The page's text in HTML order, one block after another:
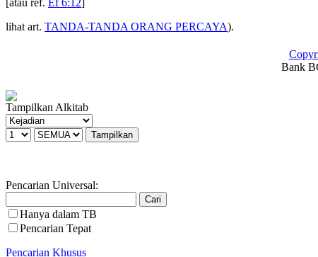
lihat art. TANDA-TANDA ORANG PERCAYA).
Bank
Tampilkan Alkitab
Pencarian Universal:
Hanya dalam TB
Pencarian Tepat
Pencarian Khusus